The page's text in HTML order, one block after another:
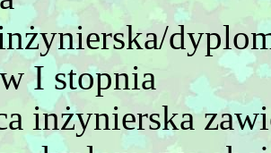
I stopnia
inżynierska